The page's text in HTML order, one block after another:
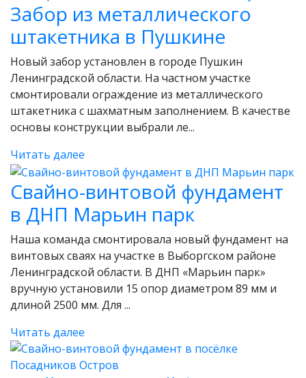
Забор из металлического
штакетника в Пушкине
Новый забор установлен в городе Пушкин
Ленинградской области. На частном участке
смонтировали ограждение из металлического
штакетника с шахматным заполнением. В качестве
основы конструкции выбрали ле...
Читать далее
Свайно-винтовой фундамент
в ДНП Марьин парк
Наша команда смонтировала новый фундамент на
винтовых сваях на участке в Выборгском районе
Ленинградской области. В ДНП «Марьин парк»
вручную установили 15 опор диаметром 89 мм и
длиной 2500 мм. Для ...
Читать далее